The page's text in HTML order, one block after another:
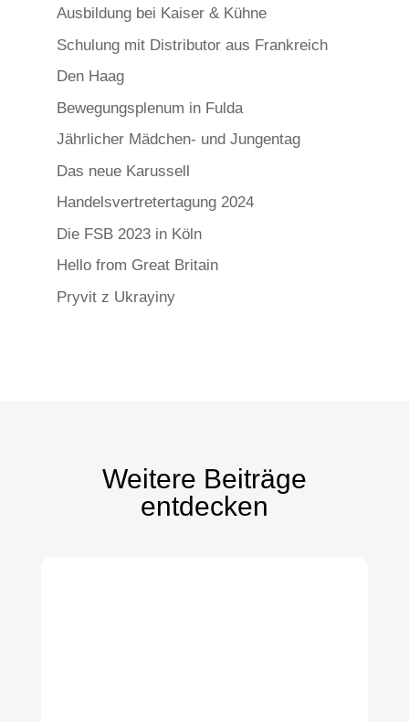
Ausbildung bei Kaiser & Kühne
Schulung mit Distributor aus Frankreich
Den Haag
Bewegungsplenum in Fulda
Jährlicher Mädchen- und Jungentag
Das neue Karussell
Handelsvertretertagung 2024
Die FSB 2023 in Köln
Hello from Great Britain
Pryvit z Ukrayiny
Weitere Beiträge
entdecken